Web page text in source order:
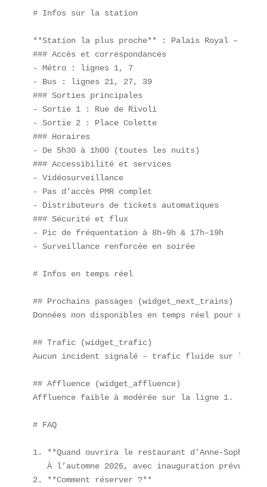
# Infos sur la station
**Station la plus proche** : Palais Royal –
### Accès et correspondances
- Métro : lignes 1, 7
- Bus : lignes 21, 27, 39
### Sorties principales
- Sortie 1 : Rue de Rivoli
- Sortie 2 : Place Colette
### Horaires
- De 5h30 à 1h00 (toutes les nuits)
### Accessibilité et services
- Vidéosurveillance
- Pas d’accès PMR complet
- Distributeurs de tickets automatiques
### Sécurité et flux
- Pic de fréquentation à 8h–9h & 17h–19h
- Surveillance renforcée en soirée
# Infos en temps réel
## Prochains passages (widget_next_trains)
Données non disponibles en temps réel pour
## Trafic (widget_trafic)
Aucun incident signalé – trafic fluide sur
## Affluence (widget_affluence)
Affluence faible à modérée sur la ligne 1.
# FAQ
1. **Quand ouvrira le restaurant d’Anne-Sophie
À l’automne 2026, avec inauguration prévue
2. **Comment réserver ?**